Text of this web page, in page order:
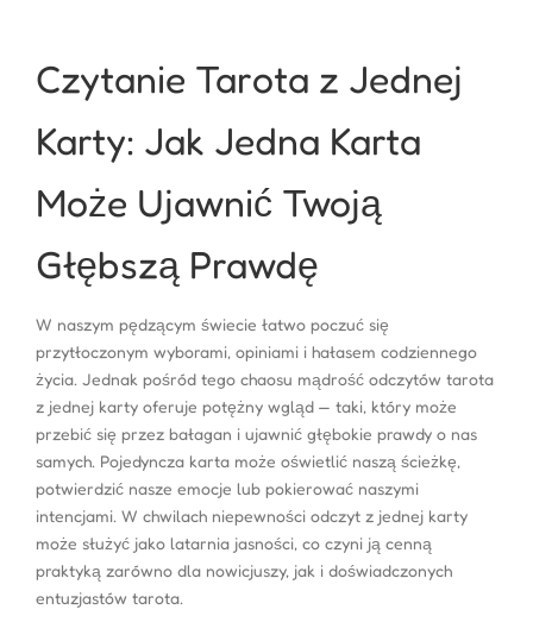
Czytanie Tarota z Jednej
Karty: Jak Jedna Karta
Może Ujawnić Twoją
Głębszą Prawdę
W naszym pędzącym świecie łatwo poczuć się
przytłoczonym wyborami, opiniami i hałasem codziennego
życia. Jednak pośród tego chaosu mądrość odczytów tarota
z jednej karty oferuje potężny wgląd — taki, który może
przebić się przez bałagan i ujawnić głębokie prawdy o nas
samych. Pojedyncza karta może oświetlić naszą ścieżkę,
potwierdzić nasze emocje lub pokierować naszymi
intencjami. W chwilach niepewności odczyt z jednej karty
może służyć jako latarnia jasności, co czyni ją cenną
praktyką zarówno dla nowicjuszy, jak i doświadczonych
entuzjastów tarota.